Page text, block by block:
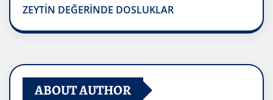
ZEYTİN DEĞERİNDE DOSLUKLAR
ABOUT AUTHOR